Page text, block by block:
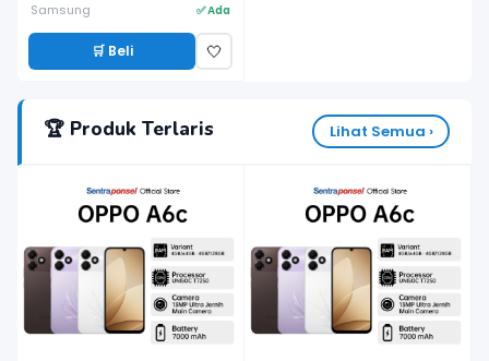
Samsung ✅ Ada
🛒 Beli 🤍
🏆 Produk Terlaris Lihat Semua ›